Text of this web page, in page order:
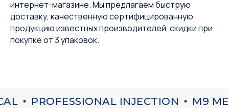
интернет-магазине. Мы предлагаем быструю
доставку, качественную сертифицированную
продукцию известных производителей, скидки при
покупке от 3 упаковок.
PROFESSIONAL INJECTION M9